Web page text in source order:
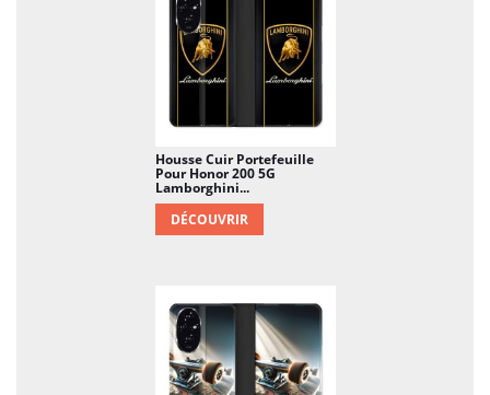
Housse Cuir Portefeuille
Pour Honor 200 5G
Lamborghini...
DÉCOUVRIR